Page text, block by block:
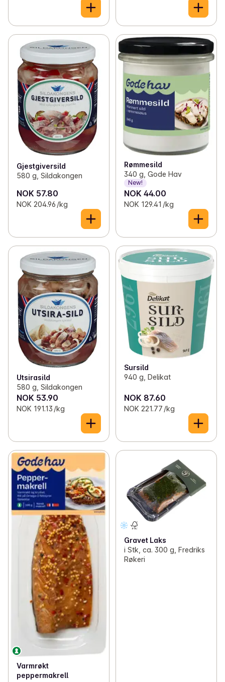
Gjestgiversild
580 g, Sildakongen
NOK 57.80
NOK 204.96 /kg
Rømmesild
340 g, Gode Hav
New!
NOK 44.00
NOK 129.41 /kg
Utsirasild
580 g, Sildakongen
NOK 53.90
NOK 191.13 /kg
Sursild
940 g, Delikat
NOK 87.60
NOK 221.77 /kg
Varmrøkt
peppermakrell
Gravet Laks
i Stk, ca. 300 g, Fredriks
Røkeri